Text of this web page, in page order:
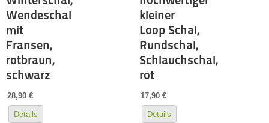
Wendeschal
mit
Fransen,
rotbraun,
schwarz
28,90 €
Details
kleiner
Loop Schal,
Rundschal,
Schlauchschal,
rot
17,90 €
Details